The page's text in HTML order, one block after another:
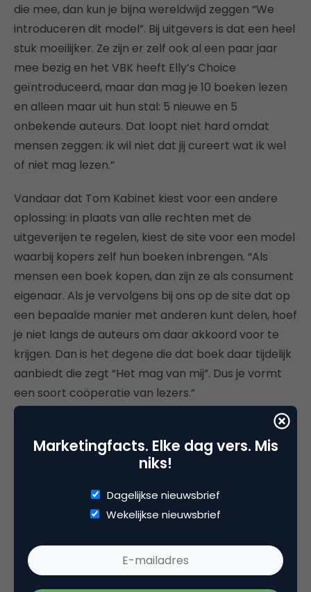
die mee, dan kun je bijna wereldwijd zeggen “We
introduceren dit model”. Bij uitgevers is dat een heel
stuk moeilijker. Ze zijn er zelf ook al een paar jaar
mee bezig en het VBK heeft Elly’s Choice
geïntroduceerd, maar dan mag je 10 boeken lezen
en alleen maar uit hun stal: 5 nieuwe en 5
onbekende auteurs. Dat loopt niet hard omdat
mensen zeggen: ik wil niet dat jij cureert wat ik wel
of niet mag lezen.”
Vandaar dat Tom Kabinet kiest voor een andere
oplossing: in plaats van alle rechten met de
uitgeverijen te regelen, kiest de site voor een model
waarbij kopers zelf hun boeken inbrengen. “Als
mensen een boek kopen, dan zijn ze als consument
eigenaar. Als je vervolgens bij ons op de site dat op
een bepaalde manier met anderen kunt delen, hoef
je niet langs de auteurs om daar akkoord voor te
krijgen. Dan is het degene die dat boek daar tijdelijk
aanbiedt die zegt “Het mag van mij”. Dus je vormt
een soort coöperatie van lezers.”
Of dat wel of niet mag, is nog geen uitgemaakte
zaak. Aanbieders blijven immers zelf in bezit van
een kopie. Jellema lijkt niet te twijfelen. “Ik dat we
want het gaat er niet om dat jij die kopie nog hebt
het gaat er om dat je graag wilt dat mensen
betaald krijgen voor hun werk.” Dat is iets waar
uitgeverijen ook blij mee zouden moeten zijn. Maar
Marketingfacts. Elke dag vers. Mis
niks!
Dagelijkse nieuwsbrief
Wekelijkse nieuwsbrief